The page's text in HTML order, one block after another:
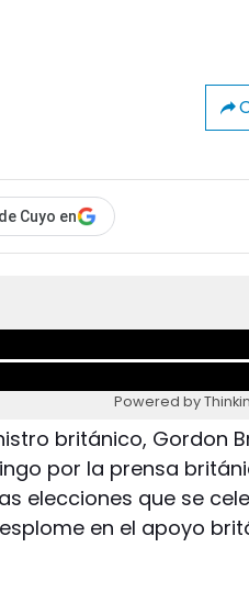
Cuyo en
Powered by
británico, Gordon
por la prensa
elecciones que se
en el apoyo